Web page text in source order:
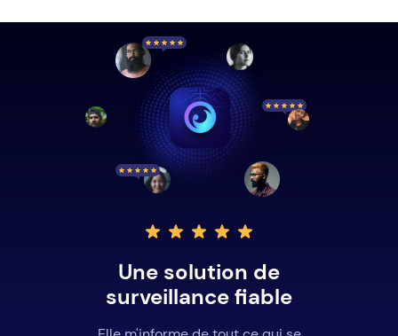
Une solution de
surveillance fiable